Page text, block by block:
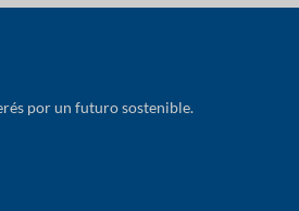
por un futuro sostenible.